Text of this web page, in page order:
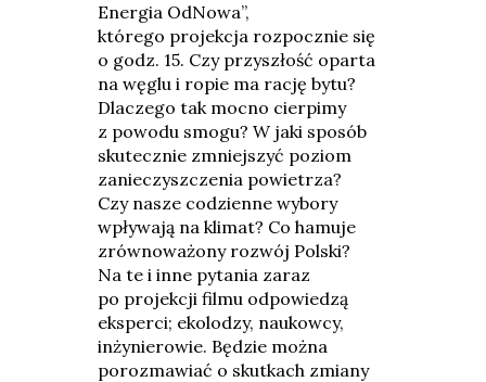
Energia OdNowa”,
którego projekcja rozpocznie się
o godz. 15. Czy przyszłość oparta
na węglu i ropie ma rację bytu?
Dlaczego tak mocno cierpimy
z powodu smogu? W jaki sposób
skutecznie zmniejszyć poziom
zanieczyszczenia powietrza?
Czy nasze codzienne wybory
wpływają na klimat? Co hamuje
zrównoważony rozwój Polski?
Na te i inne pytania zaraz
po projekcji filmu odpowiedzą
eksperci; ekolodzy, naukowcy,
inżynierowie. Będzie można
porozmawiać o skutkach zmiany